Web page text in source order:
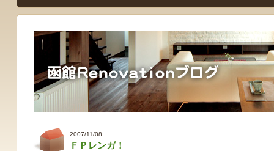
2007/11/08
ＦＰレンガ！